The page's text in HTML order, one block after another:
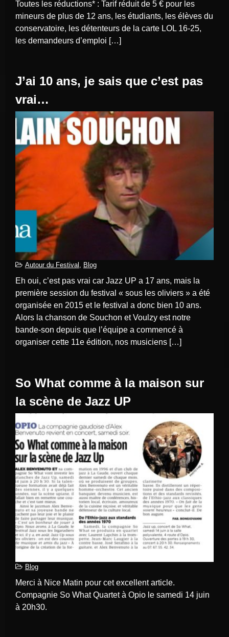
Toutes les réductions* : Tarif réduit de 5 € pour les
mineurs de plus de 12 ans, les étudiants, les élèves du
conservatoire, les détenteurs de la carte LOL 16-25,
les demandeurs d’emploi […]
J’ai 10 ans, je sais que c’est pas
vrai…
Autour du Festival , Blog
Eh oui, c’est pas vrai car Jazz UP a 17 ans, mais la
première session du festival « sous les oliviers » a été
organisée en 2015 et le festival a donc bien 10 ans.
Alors la chanson de Souchon et Voulzy est notre
bande-son depuis que l’équipe a commencé à
organiser cette 11e édition, nos musiciens […]
So What comme à la maison sur
la scène de Jazz UP
Blog
Merci à Nice Matin pour cet excellent article.
Compagnie So What Quartet à Opio le samedi 14 juin
à 20h30.